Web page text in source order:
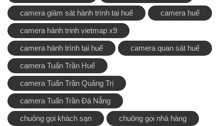
camera giám sát hành trình tại huế camera huế
camera hành trinh vietmap x9
camera hành trình tại huế camera quan sát huế
camera Tuấn Trần Huế
camera Tuấn Trần Quảng Trị
camera Tuấn Trần Đà Nẵng
chuông gọi khách sạn chuông gọi nhà hàng